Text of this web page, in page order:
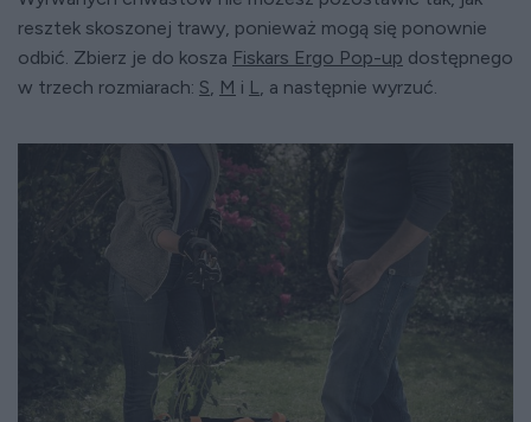
resztek skoszonej trawy, ponieważ mogą się ponownie
odbić. Zbierz je do kosza Fiskars Ergo Pop-up dostępnego
w trzech rozmiarach: S, M i L, a następnie wyrzuć.